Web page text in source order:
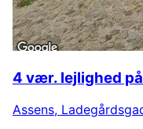
4 vær. lejlighed på
Assens,